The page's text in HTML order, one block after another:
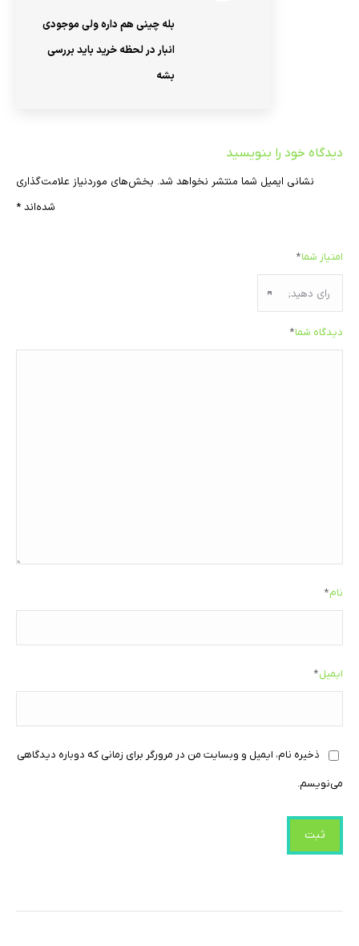
بله چینی هم داره ولی موجودی
انبار در لحظه خرید باید بررسی
بشه
دیدگاه خود را بنویسید
نشانی ایمیل شما منتشر نخواهد شد. بخش‌های موردنیاز علامت‌گذاری
شده‌اند *
امتیاز شما*
دیدگاه شما*
نام*
ایمیل*
ذخیره نام، ایمیل و وبسایت من در مرورگر برای زمانی که دوباره دیدگاهی
می‌نویسم.